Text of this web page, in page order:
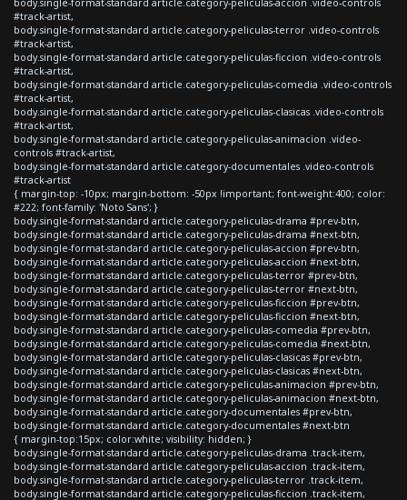
body.single-format-standard article.category-peliculas-accion .video-controls
#track-artist,
body.single-format-standard article.category-peliculas-terror .video-controls
#track-artist,
body.single-format-standard article.category-peliculas-ficcion .video-controls
#track-artist,
body.single-format-standard article.category-peliculas-comedia .video-controls
#track-artist,
body.single-format-standard article.category-peliculas-clasicas .video-controls
#track-artist,
body.single-format-standard article.category-peliculas-animacion .video-
controls #track-artist,
body.single-format-standard article.category-documentales .video-controls
#track-artist
{ margin-top: -10px; margin-bottom: -50px !important; font-weight:400; color:
#222; font-family: 'Noto Sans'; }
body.single-format-standard article.category-peliculas-drama #prev-btn,
body.single-format-standard article.category-peliculas-drama #next-btn,
body.single-format-standard article.category-peliculas-accion #prev-btn,
body.single-format-standard article.category-peliculas-accion #next-btn,
body.single-format-standard article.category-peliculas-terror #prev-btn,
body.single-format-standard article.category-peliculas-terror #next-btn,
body.single-format-standard article.category-peliculas-ficcion #prev-btn,
body.single-format-standard article.category-peliculas-ficcion #next-btn,
body.single-format-standard article.category-peliculas-comedia #prev-btn,
body.single-format-standard article.category-peliculas-comedia #next-btn,
body.single-format-standard article.category-peliculas-clasicas #prev-btn,
body.single-format-standard article.category-peliculas-clasicas #next-btn,
body.single-format-standard article.category-peliculas-animacion #prev-btn,
body.single-format-standard article.category-peliculas-animacion #next-btn,
body.single-format-standard article.category-documentales #prev-btn,
body.single-format-standard article.category-documentales #next-btn
{ margin-top:15px; color:white; visibility: hidden; }
body.single-format-standard article.category-peliculas-drama .track-item,
body.single-format-standard article.category-peliculas-accion .track-item,
body.single-format-standard article.category-peliculas-terror .track-item,
body.single-format-standard article.category-peliculas-ficcion .track-item,